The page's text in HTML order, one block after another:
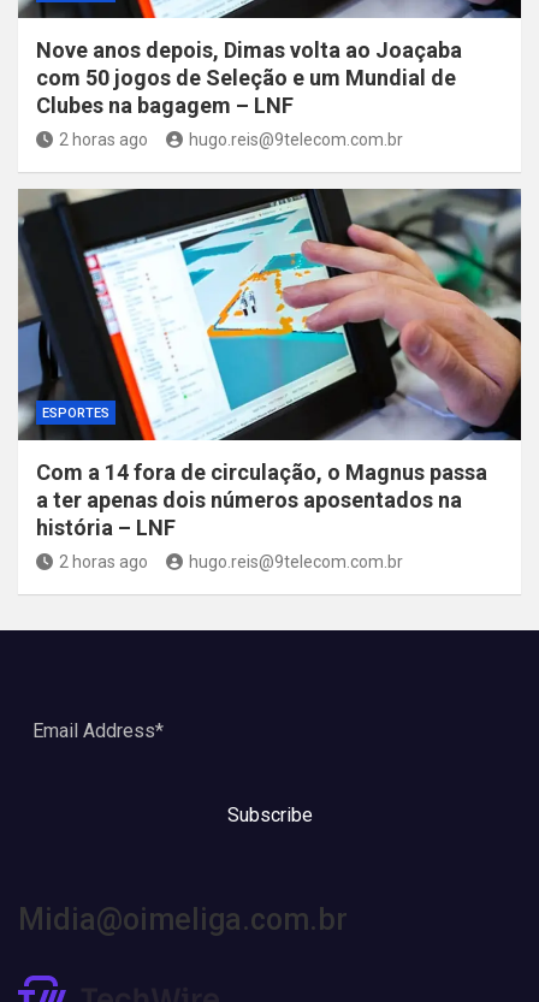
Nove anos depois, Dimas volta ao Joaçaba
com 50 jogos de Seleção e um Mundial de
Clubes na bagagem – LNF
2 horas ago hugo.reis@9telecom.com.br
ESPORTES
Com a 14 fora de circulação, o Magnus passa
a ter apenas dois números aposentados na
história – LNF
2 horas ago hugo.reis@9telecom.com.br
Subscribe
Midia@oimeliga.com.br